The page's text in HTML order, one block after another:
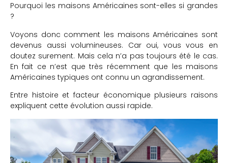
Pourquoi les maisons Américaines sont-elles si grandes
?
Voyons donc comment les maisons Américaines sont
devenus aussi volumineuses. Car oui, vous vous en
doutez surement. Mais cela n’a pas toujours été le cas.
En fait ce n’est que très récemment que les maisons
Américaines typiques ont connu un agrandissement.
Entre histoire et facteur économique plusieurs raisons
expliquent cette évolution aussi rapide.